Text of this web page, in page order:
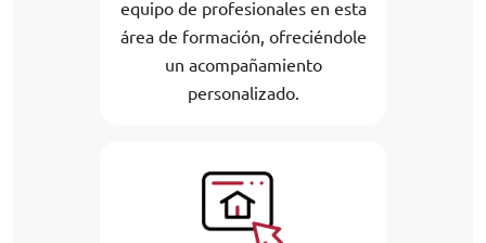
equipo de profesionales en esta
área de formación, ofreciéndole
un acompañamiento
personalizado.